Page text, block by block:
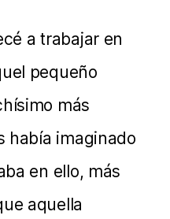
a trabajar en
pequeño
más
había imaginado
en ello, más
aquella